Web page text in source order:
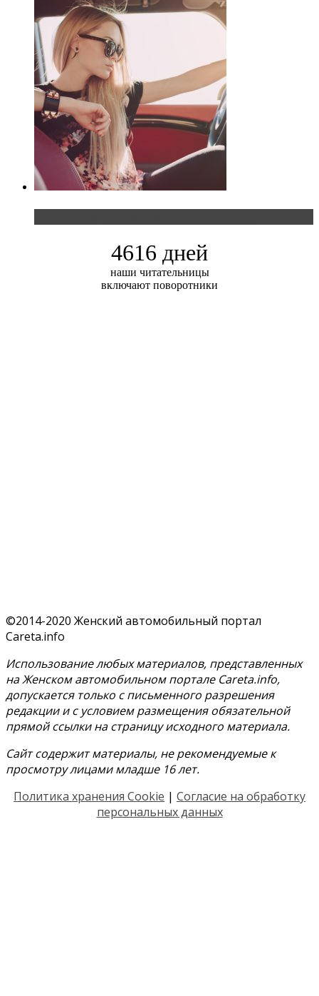
4616 дней
наши читательницы
включают поворотники
©2014-2020 Женский автомобильный портал
Careta.info
Использование любых материалов, представленных
на Женском автомобильном портале Careta.info,
допускается только с письменного разрешения
редакции и с условием размещения обязательной
прямой ссылки на страницу исходного материала.
Сайт содержит материалы, не рекомендуемые к
просмотру лицами младше 16 лет.
Политика хранения Cookie | Согласие на обработку
персональных данных